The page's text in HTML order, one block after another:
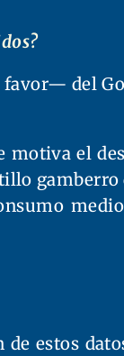
del
el
gamberro
estos